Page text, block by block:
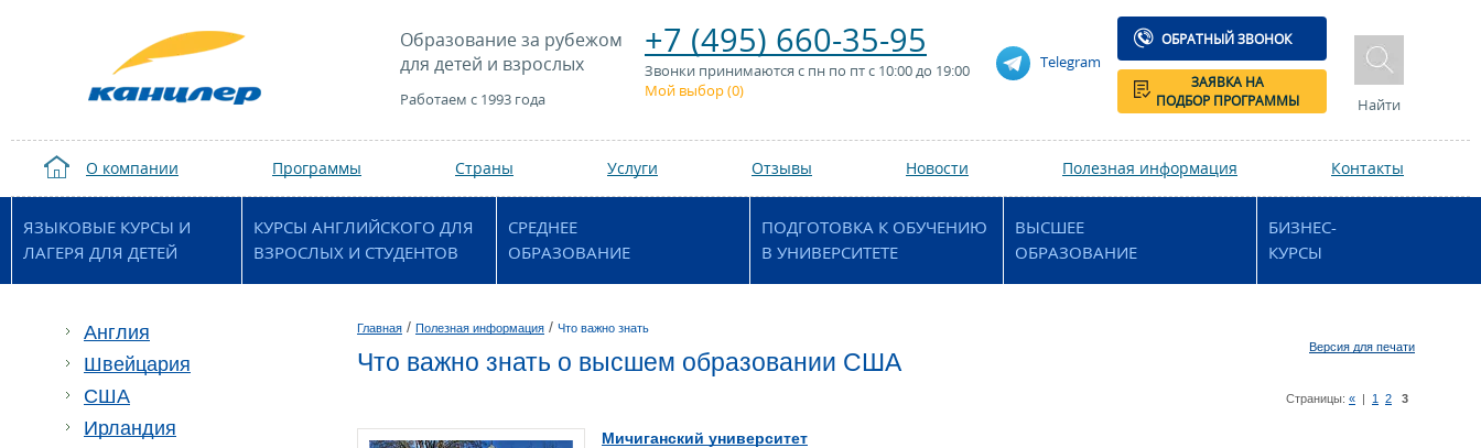
Образование за рубежом
для детей и взрослых
Работаем с 1993 года
+7 (495) 660-35-95
Звонки принимаются с пн по пт с 10:00 до 19:00
Мой выбор (0)
Telegram
ОБРАТНЫЙ ЗВОНОК
ЗАЯВКА НА
ПОДБОР ПРОГРАММЫ
Найти
О компании Программы Страны Услуги Отзывы Новости Полезная информация Контакты
ЯЗЫКОВЫЕ КУРСЫ И
ЛАГЕРЯ ДЛЯ ДЕТЕЙ
КУРСЫ АНГЛИЙСКОГО ДЛЯ
ВЗРОСЛЫХ И СТУДЕНТОВ
СРЕДНЕЕ
ОБРАЗОВАНИЕ
ПОДГОТОВКА К ОБУЧЕНИЮ
В УНИВЕРСИТЕТЕ
ВЫСШЕЕ
ОБРАЗОВАНИЕ
БИЗНЕС-
КУРСЫ
Англия
Швейцария
США
Ирландия
Главная / Полезная информация / Что важно знать
Версия для печати
Что важно знать о высшем образовании США
Страницы: « | 1 2 3
Мичиганский университет